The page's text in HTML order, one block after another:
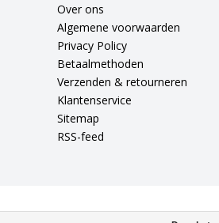
Over ons
Algemene voorwaarden
Privacy Policy
Betaalmethoden
Verzenden & retourneren
Klantenservice
Sitemap
RSS-feed